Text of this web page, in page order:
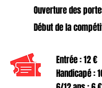
Ouverture des
Début de la
Entrée : 12 €
Handicapé :